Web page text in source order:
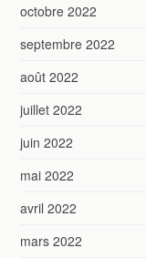
octobre 2022
septembre 2022
août 2022
juillet 2022
juin 2022
mai 2022
avril 2022
mars 2022